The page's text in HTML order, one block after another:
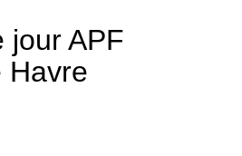
jour APF
Havre